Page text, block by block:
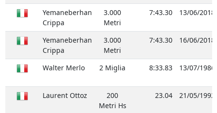
Yemaneberhan
Crippa
3.000
Metri
7:43.30 13/06/2018
Yemaneberhan
Crippa
3.000
Metri
7:43.30 16/06/2018
Walter Merlo 2 Miglia 8:33.83 13/07/1986
Laurent Ottoz
200
Metri Hs
23.04 21/05/1992